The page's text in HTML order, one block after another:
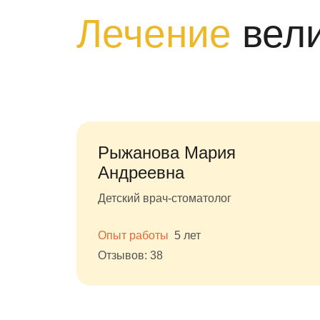
Лечение
Рыжанова Мария
Андреевна
Детский врач-стоматолог
Опыт работы 5 лет
Отзывов: 38